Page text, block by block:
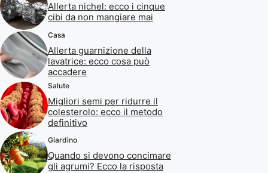
Allerta nichel: ecco i cinque
cibi da non mangiare mai
Casa
Allerta guarnizione della
lavatrice: ecco cosa può
accadere
Salute
Migliori semi per ridurre il
colesterolo: ecco il metodo
definitivo
Giardino
Quando si devono concimare
gli agrumi? Ecco la risposta